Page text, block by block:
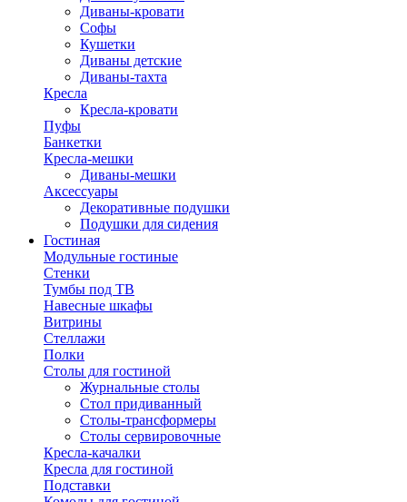
Диваны-кровати
Софы
Кушетки
Диваны детские
Диваны-тахта
Кресла
Кресла-кровати
Пуфы
Банкетки
Кресла-мешки
Диваны-мешки
Аксессуары
Декоративные подушки
Подушки для сидения
Гостиная
Модульные гостиные
Стенки
Тумбы под ТВ
Навесные шкафы
Витрины
Стеллажи
Полки
Столы для гостиной
Журнальные столы
Стол придиванный
Столы-трансформеры
Столы сервировочные
Кресла-качалки
Кресла для гостиной
Подставки